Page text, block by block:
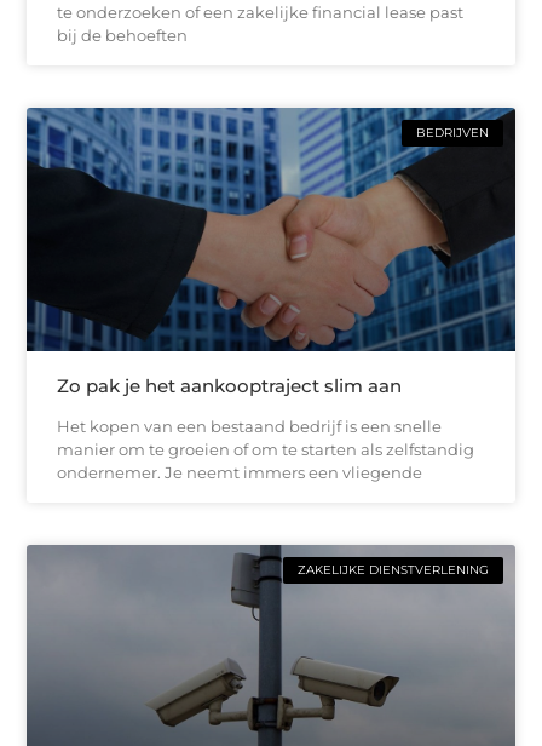
te onderzoeken of een zakelijke financial lease past
bij de behoeften
BEDRIJVEN
Zo pak je het aankooptraject slim aan
Het kopen van een bestaand bedrijf is een snelle
manier om te groeien of om te starten als zelfstandig
ondernemer. Je neemt immers een vliegende
ZAKELIJKE DIENSTVERLENING